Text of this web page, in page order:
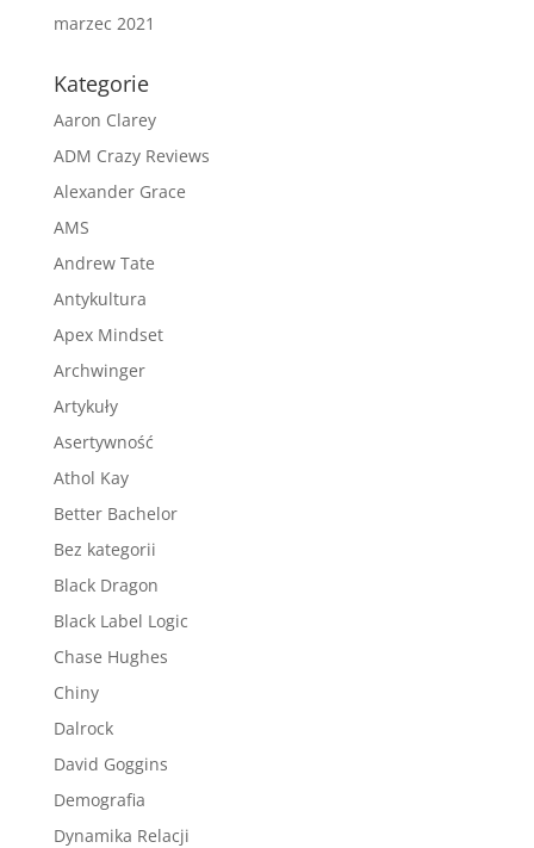
marzec 2021
Kategorie
Aaron Clarey
ADM Crazy Reviews
Alexander Grace
AMS
Andrew Tate
Antykultura
Apex Mindset
Archwinger
Artykuły
Asertywność
Athol Kay
Better Bachelor
Bez kategorii
Black Dragon
Black Label Logic
Chase Hughes
Chiny
Dalrock
David Goggins
Demografia
Dynamika Relacji